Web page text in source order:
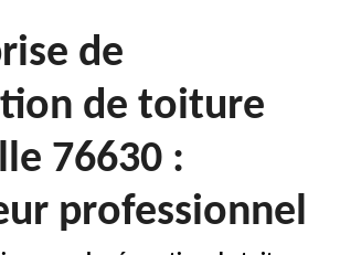
de
de toiture
76630 :
professionnel